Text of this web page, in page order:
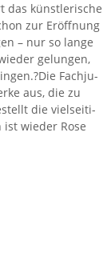
das künst­le­ri­sche
zur Er­öff­nung
– nur so lange
ge­lun­gen,
Fach­ju­
aus, die zu
die viel­sei­ti­
wie­der Rose